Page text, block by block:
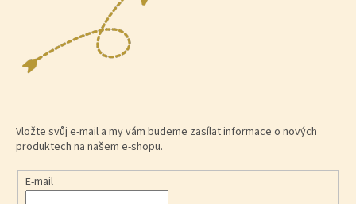
Vložte svůj e-mail a my vám budeme zasílat informace o nových
produktech na našem e-shopu.
E-mail